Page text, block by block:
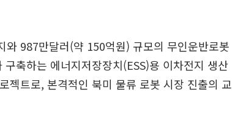
와 987만달러(약 150억원) 규모의 무인운반로봇
축하는 에너지저장장치(ESS)용 이차전지 생산
젝트로, 본격적인 북미 물류 로봇 시장 진출의 교